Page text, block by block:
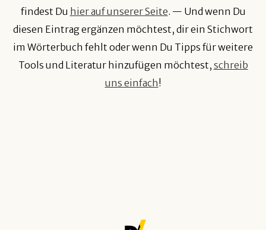
findest Du hier auf unserer Seite. — Und wenn Du
diesen Eintrag ergänzen möchtest, dir ein Stichwort
im Wörterbuch fehlt oder wenn Du Tipps für weitere
Tools und Literatur hinzufügen möchtest, schreib
uns einfach!